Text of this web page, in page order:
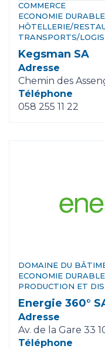
COMMERCE
ECONOMIE DURABLE
HÔTELLERIE/
TRANSPORTS/
Kegsman SA
Adresse
Chemin des
Téléphone
058 255 11 22
DOMAINE DU
ECONOMIE DURABLE
PRODUCTION ET
Energie 360°
Adresse
Av. de la Gare 33
Téléphone